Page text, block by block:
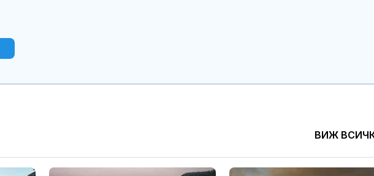
ВИЖ